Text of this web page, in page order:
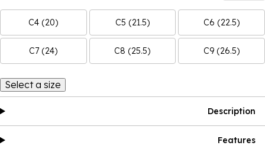
C4 (20) C5 (21.5) C6 (22.5)
C7 (24) C8 (25.5) C9 (26.5)
Select a size
Description
Features